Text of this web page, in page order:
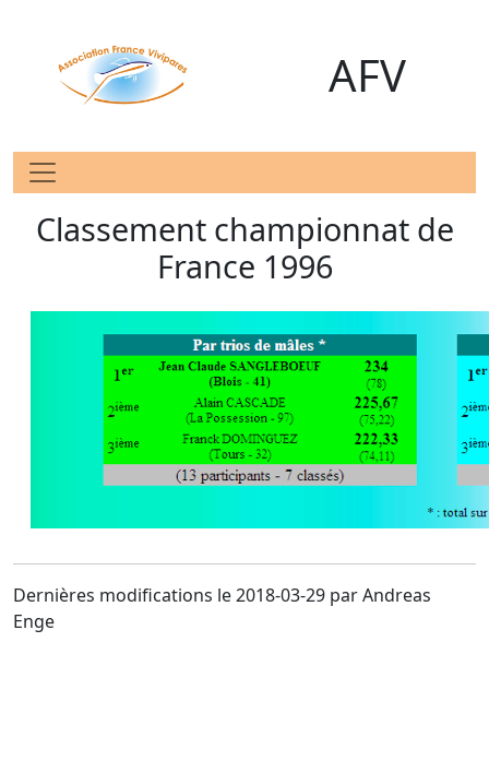
AFV
Classement championnat de
France 1996
Dernières modifications le 2018-03-29 par Andreas
Enge